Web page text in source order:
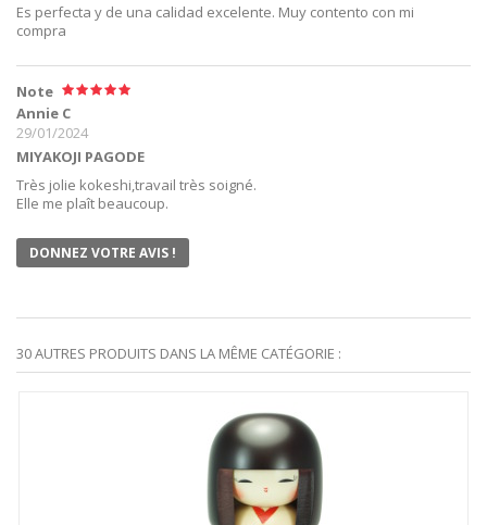
Es perfecta y de una calidad excelente. Muy contento con mi
compra
Note
Annie C
29/01/2024
MIYAKOJI PAGODE
Très jolie kokeshi,travail très soigné.
Elle me plaît beaucoup.
DONNEZ VOTRE AVIS !
30 AUTRES PRODUITS DANS LA MÊME CATÉGORIE :